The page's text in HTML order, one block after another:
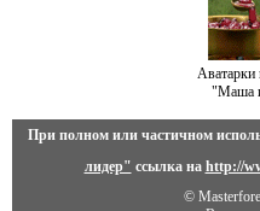
Аватарки
"Маша
При полном или частичном
лидер" ссылка на http://
©